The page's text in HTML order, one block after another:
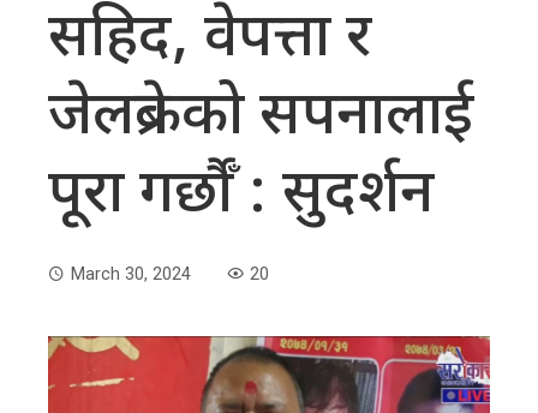
सहिद, वेपत्ता र
जेलब्रेकको सपनालाई
पूरा गर्छाैँ : सुदर्शन
March 30, 2024 20